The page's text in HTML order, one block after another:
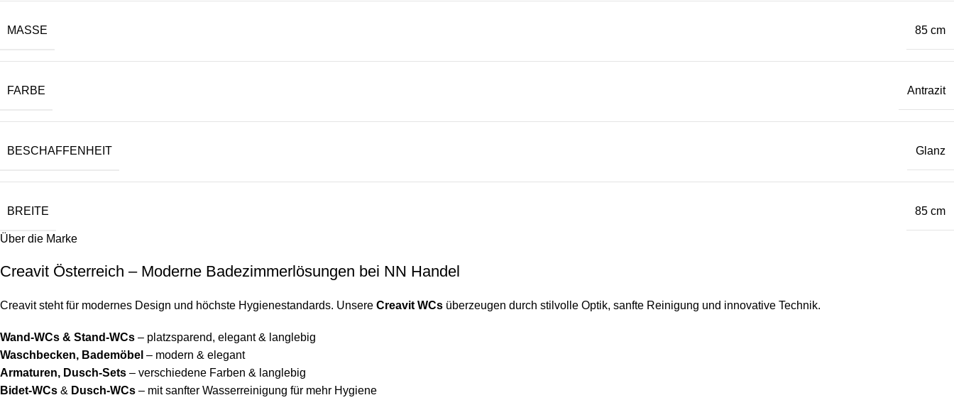
MASSE 85 cm
FARBE Antrazit
BESCHAFFENHEIT Glanz
BREITE 85 cm
Über die Marke
Creavit Österreich – Moderne Badezimmerlösungen bei NN Handel
Creavit steht für modernes Design und höchste Hygienestandards. Unsere Creavit WCs überzeugen durch stilvolle Optik, sanfte Reinigung und innovative Technik.
Wand-WCs & Stand-WCs – platzsparend, elegant & langlebig
Waschbecken, Bademöbel – modern & elegant
Armaturen, Dusch-Sets – verschiedene Farben & langlebig
Bidet-WCs & Dusch-WCs – mit sanfter Wasserreinigung für mehr Hygiene